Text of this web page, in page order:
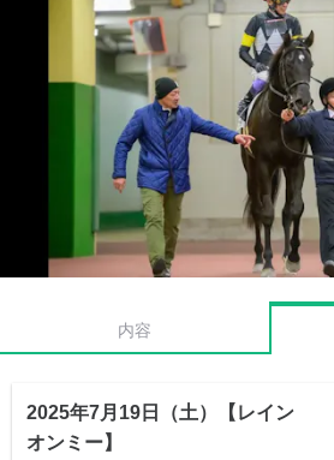
内容
2025年7月19日（土）【レイン
オンミー】